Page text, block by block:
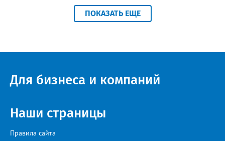
Челябинском УФАС. Антимонопольная служба приняла
решение включить ООО «ПИАЛ» в реестр недобросовестных
поставщиков. В чёрном списке уфимский подрядчик будет два
ПОКАЗАТЬ ЕЩЕ
Для бизнеса и компаний
Наши страницы
Правила сайта